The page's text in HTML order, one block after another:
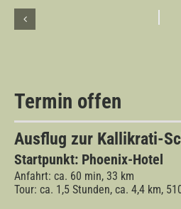
Termin offen
Ausflug zur Kallikrati-
Startpunkt: Phoenix-Hotel
Anfahrt: ca. 60 min, 33 km
Tour: ca. 1,5 Stunden, ca. 4,4 km,